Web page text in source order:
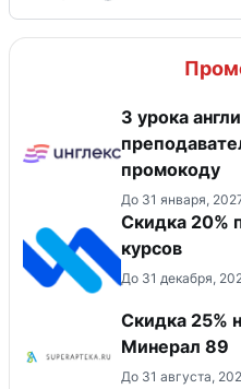
3 урока
промокоду
До 31 января,
Скидка 20%
курсов
До 31 декабря,
Скидка 25%
Минерал 89
До 31 августа,